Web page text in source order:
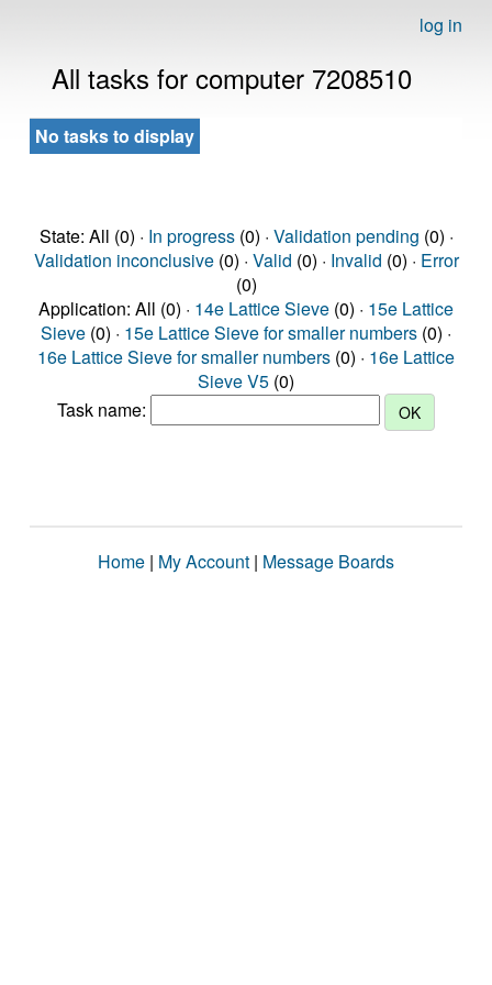
log in
All tasks for computer 7208510
No tasks to display
State: All (0) · In progress(0) · Validation pending (0) ·
Validation inconclusive(0) · Valid (0) · Invalid (0) · Error
(0)
Application: All (0) · 14e Lattice Sieve (0) · 15e Lattice
Sieve (0) · 15e Lattice Sieve for smaller numbers (0) ·
16e Lattice Sieve for smaller numbers (0) · 16e Lattice
Sieve V5 (0)
Task name:
Home | My Account | Message Boards